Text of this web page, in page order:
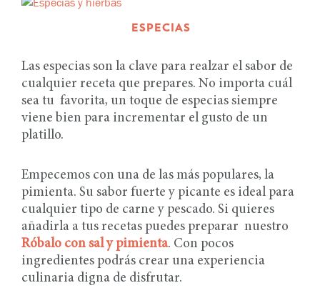
ESPECIAS
Las especias son la clave para realzar el sabor de
cualquier receta que prepares. No importa cuál
sea tu favorita, un toque de especias siempre
viene bien para incrementar el gusto de un
platillo.
Empecemos con una de las más populares, la
pimienta. Su sabor fuerte y picante es ideal para
cualquier tipo de carne y pescado. Si quieres
añadirla a tus recetas puedes preparar nuestro
Róbalo con sal y pimienta. Con pocos
ingredientes podrás crear una experiencia
culinaria digna de disfrutar.